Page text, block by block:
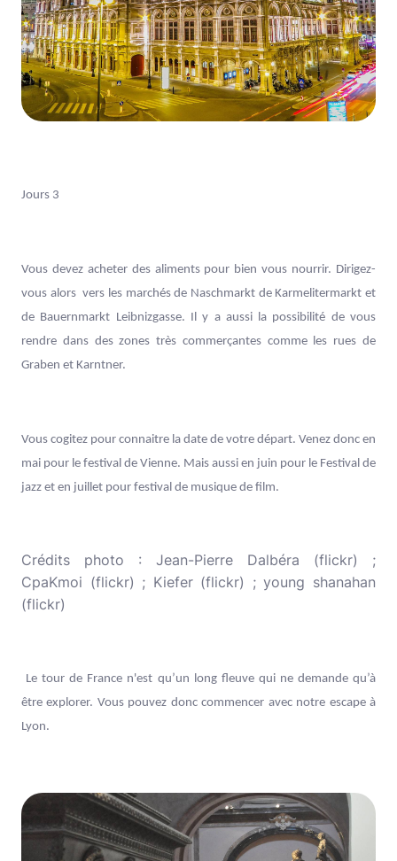
Jours 3
Vous devez acheter des aliments pour bien vous nourrir. Dirigez-
vous alors vers les marchés de Naschmarkt de Karmelitermarkt et
de Bauernmarkt Leibnizgasse. Il y a aussi la possibilité de vous
rendre dans des zones très commerçantes comme les rues de
Graben et Karntner.
Vous cogitez pour connaitre la date de votre départ. Venez donc en
mai pour le festival de Vienne. Mais aussi en juin pour le Festival de
jazz et en juillet pour festival de musique de film.
Crédits photo : Jean-Pierre Dalbéra (flickr) ;
CpaKmoi (flickr) ; Kiefer(flickr) ;young shanahan
(flickr)
Le tour de France n'est qu’un long fleuve qui ne demande qu’à
être explorer. Vous pouvez donc commencer avec notre escape à
Lyon.